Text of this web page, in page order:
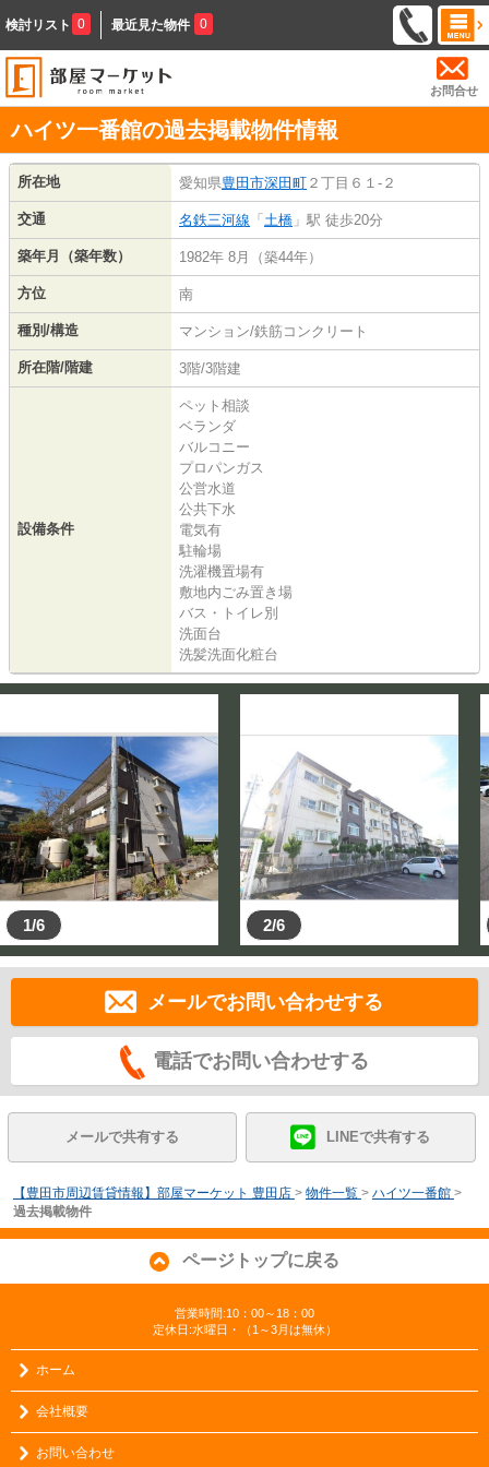
検討リスト 0 最近見た物件 0
お問合せ
ハイツ一番館の過去掲載物件情報
所在地 愛知県豊田市深田町 ２丁目６１-２
交通 名鉄三河線 「 土橋 」駅 徒歩20分
築年月（築年数） 1982年 8月（築44年）
方位 南
種別/構造 マンション/鉄筋コンクリート
所在階/階建 3階/3階建
設備条件
ペット相談
ベランダ
バルコニー
プロパンガス
公営水道
公共下水
電気有
駐輪場
洗濯機置場有
敷地内ごみ置き場
バス・トイレ別
洗面台
洗髪洗面化粧台
1/6 2/6
メールでお問い合わせする
電話でお問い合わせする
メールで共有する LINEで共有する
【豊田市周辺賃貸情報】部屋マーケット 豊田店 > 物件一覧 > ハイツ一番館 >
過去掲載物件
ページトップに戻る
営業時間:10：00～18：00
定休日:水曜日・（1～3月は無休）
ホーム
会社概要
お問い合わせ